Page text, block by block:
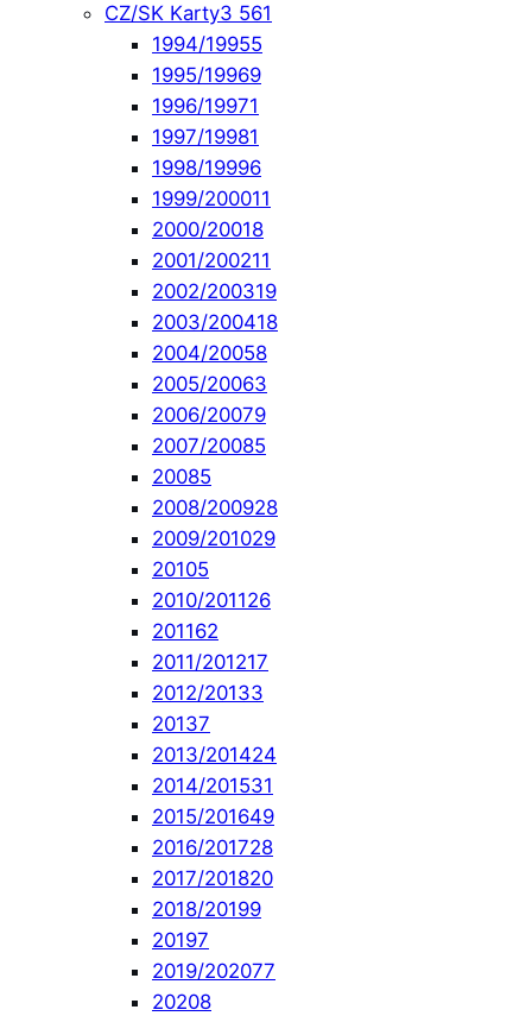
CZ/SK Karty3 561
1994/19955
1995/19969
1996/19971
1997/19981
1998/19996
1999/200011
2000/20018
2001/200211
2002/200319
2003/200418
2004/20058
2005/20063
2006/20079
2007/20085
20085
2008/200928
2009/201029
20105
2010/201126
201162
2011/201217
2012/20133
20137
2013/201424
2014/201531
2015/201649
2016/201728
2017/201820
2018/20199
20197
2019/202077
20208